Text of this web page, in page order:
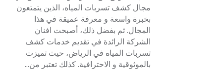
مجال كشف تسربات المياه، الذين يتمتعون
بخبرة واسعة و معرفة عميقة في هذا
المجال. ثم بفضل ذلك، أصبحت افنان
الشركة الرائدة في تقديم خدمات كشف
تسربات المياه في الرياض، حيث تميزت
بالموثوقية و الاحترافية. كذلك تعتبر من...